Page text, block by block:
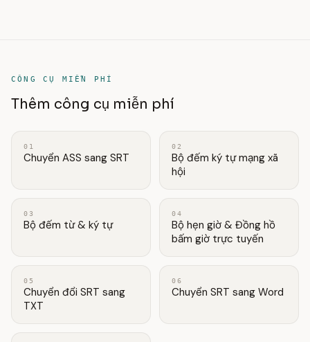
CÔNG CỤ MIỄN PHÍ
Thêm công cụ miễn phí
01
Chuyển ASS sang SRT
02
Bộ đếm ký tự mạng xã
hội
03
Bộ đếm từ & ký tự
04
Bộ hẹn giờ & Đồng hồ
bấm giờ trực tuyến
05
Chuyển đổi SRT sang
TXT
06
Chuyển SRT sang Word